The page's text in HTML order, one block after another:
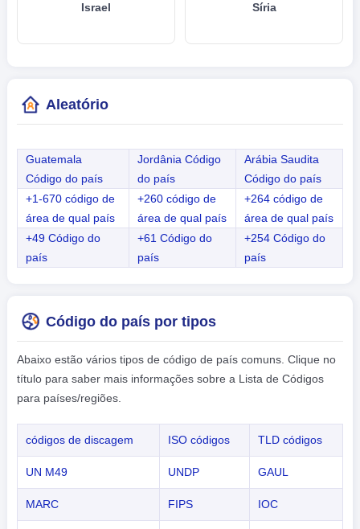
Israel Síria
Aleatório
Guatemala
Código do país
Jordânia Código
do país
Arábia Saudita
Código do país
+1-670 código de
área de qual país
+260 código de
área de qual país
+264 código de
área de qual país
+49 Código do
país
+61 Código do
país
+254 Código do
país
Código do país por tipos
Abaixo estão vários tipos de código de país comuns. Clique no
título para saber mais informações sobre a Lista de Códigos
para países/regiões.
códigos de discagem ISO códigos TLD códigos
UN M49 UNDP GAUL
MARC FIPS IOC